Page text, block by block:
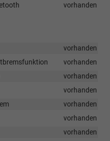
vorhanden
vorhanden
vorhanden
vorhanden
vorhanden
vorhanden
vorhanden
vorhanden